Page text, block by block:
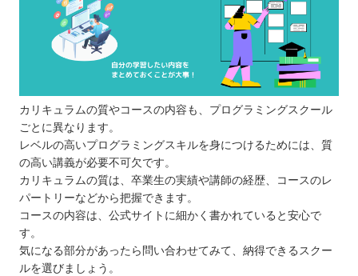
カリキュラムの質やコースの内容も、プログラミングスクール
ごとに異なります。
レベルの高いプログラミングスキルを身につけるためには、質
の高い講義が必要不可欠です。
カリキュラムの質は、卒業生の実績や講師の経歴、コースのレ
パートリーなどから把握できます。
コースの内容は、公式サイトに細かく書かれていると安心で
す。
気になる部分があったら問い合わせてみて、納得できるスクー
ルを選びましょう。